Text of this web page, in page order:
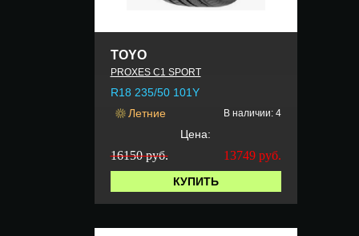
TOYO
PROXES C1 SPORT
R18 235/50 101Y
Летние
В наличии: 4
Цена:
16150 руб. 13749 руб.
КУПИТЬ